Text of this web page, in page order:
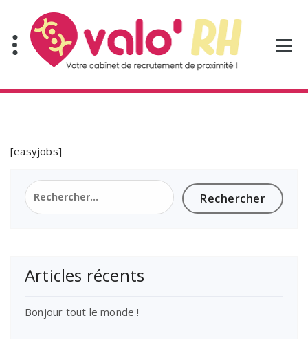
contenu
[easyjobs]
Rechercher :
Articles récents
Bonjour tout le monde !